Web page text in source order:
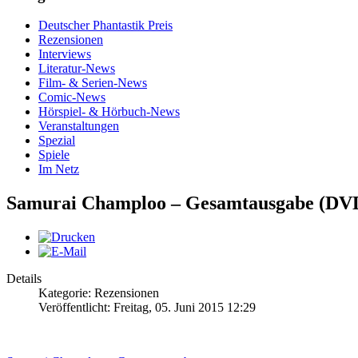
Deutscher Phantastik Preis
Rezensionen
Interviews
Literatur-News
Film- & Serien-News
Comic-News
Hörspiel- & Hörbuch-News
Veranstaltungen
Spezial
Spiele
Im Netz
Samurai Champloo – Gesamtausgabe
Details
Kategorie: Rezensionen
Veröffentlicht: Freitag, 05. Juni 2015 12:29